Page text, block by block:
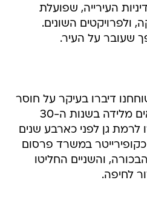
העירייה, שפועלת
ולפרויקטים השונים.
שעובר על העיר.
דיברו בעיקר על חוסר
ברירה. גדי ואורנה, חיפאים מלידה בשנות ה-30
לרמת גן לפני כארבע שנים
במשרד פרסום
והשניים החליטו
לחיפה.